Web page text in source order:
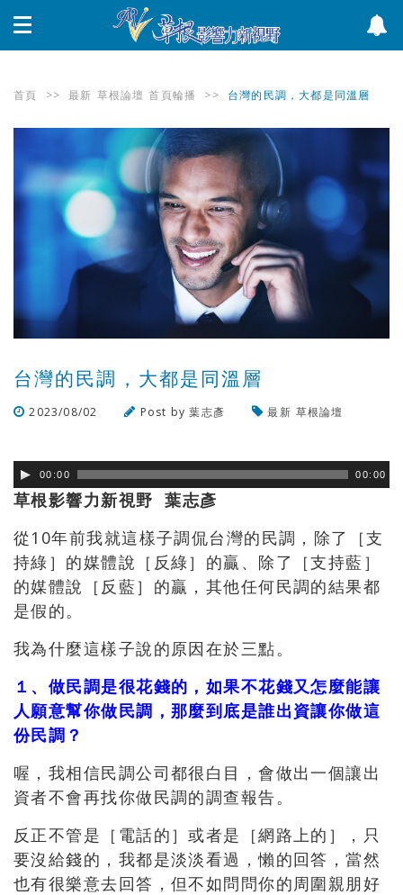
首頁 >> 最新 草根論壇 首頁輪播 >> 台灣的民調，大都是同溫層
台灣的民調，大都是同溫層
2023/08/02 Post by葉志彥 最新 草根論壇
00:00 00:00
草根影響力新視野 葉志彥
從10年前我就這樣子調侃台灣的民調，除了［支
持綠］的媒體說［反綠］的贏、除了［支持藍］
的媒體說［反藍］的贏，其他任何民調的結果都
是假的。
我為什麼這樣子說的原因在於三點。
１、做民調是很花錢的，如果不花錢又怎麼能讓
人願意幫你做民調，那麼到底是誰出資讓你做這
份民調？
喔，我相信民調公司都很白目，會做出一個讓出
資者不會再找你做民調的調查報告。
反正不管是［電話的］或者是［網路上的］，只
要沒給錢的，我都是淡淡看過，懶的回答，當然
也有很樂意去回答，但不如問問你的周圍親朋好